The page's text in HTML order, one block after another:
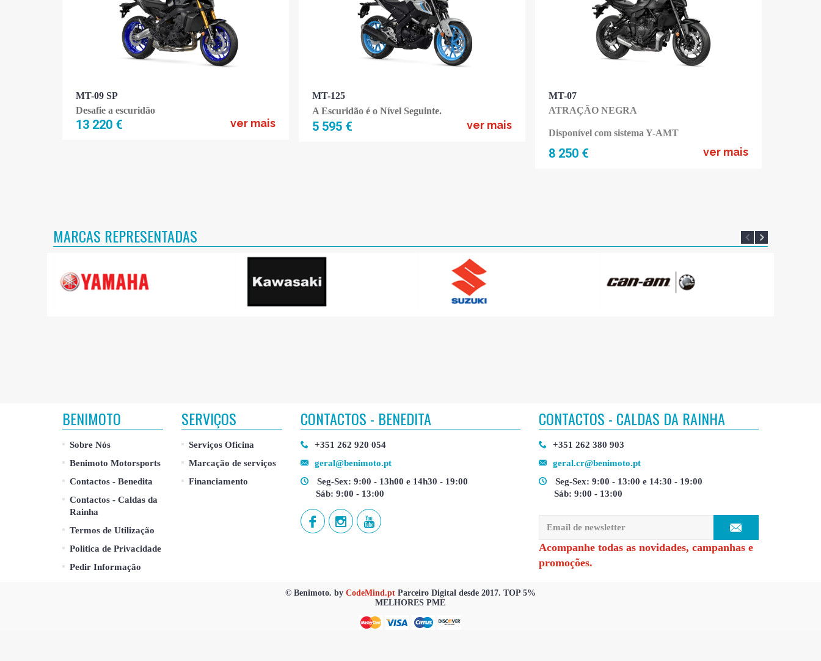
MT-09 SP
Desafie a escuridão
13 220 € ver mais
MT-125
A Escuridão é o Nível Seguinte.
5 595 € ver mais
MT-07
ATRAÇÃO NEGRA
Disponível com sistema Y-AMT
8 250 € ver mais
MARCAS REPRESENTADAS
BENIMOTO
Sobre Nós
Benimoto Motorsports
Contactos - Benedita
Contactos - Caldas da
Rainha
Termos de Utilização
Politica de Privacidade
Pedir Informação
SERVIÇOS
Serviços Oficina
Marcação de serviços
Financiamento
CONTACTOS - BENEDITA
+351 262 920 054
geral@benimoto.pt
Seg-Sex: 9:00 - 13h00 e 14h30 - 19:00
Sáb: 9:00 - 13:00
CONTACTOS - CALDAS DA RAINHA
+351 262 380 903
geral.cr@benimoto.pt
Seg-Sex: 9:00 - 13:00 e 14:30 - 19:00
Sáb: 9:00 - 13:00
Acompanhe todas as novidades, campanhas e
promoções.
© Benimoto. by CodeMind.ptParceiro Digital desde 2017. TOP 5%
MELHORES PME